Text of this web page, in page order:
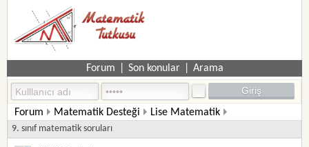
Forum Son konular Arama
Forum Matematik Desteği Lise Matematik
9. sınıf matematik soruları